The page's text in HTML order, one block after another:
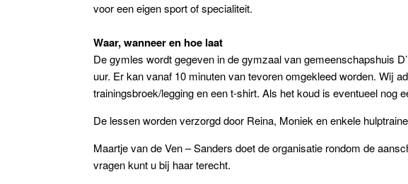
voor een eigen sport of specialiteit.
Waar, wanneer en hoe laat
De gymles wordt gegeven in de gymzaal van gemeenschapshuis
uur. Er kan vanaf 10 minuten van tevoren omgekleed worden. Wij
trainingsbroek/legging en een t-shirt. Als het koud is eventueel nog
De lessen worden verzorgd door Reina, Moniek en enkele
Maartje van de Ven – Sanders doet de organisatie rondom de
vragen kunt u bij haar terecht.